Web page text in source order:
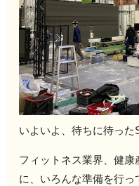
いよいよ、待ちに待った
フィットネス業界、健
に、いろんな準備を行っ